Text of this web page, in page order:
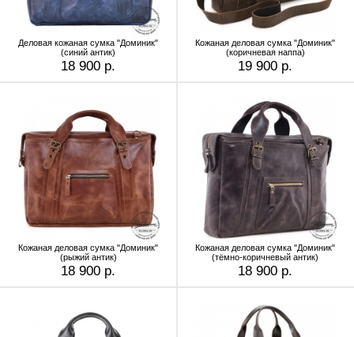
Деловая кожаная сумка "Доминик"
(синий антик)
18 900 р.
Кожаная деловая сумка "Доминик"
(коричневая наппа)
19 900 р.
Кожаная деловая сумка "Доминик"
(рыжий антик)
18 900 р.
Кожаная деловая сумка "Доминик"
(тёмно-коричневый антик)
18 900 р.